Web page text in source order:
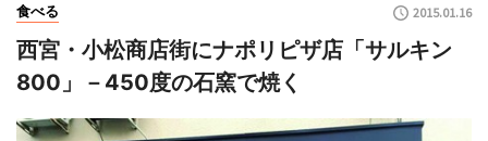
食べる 2015.01.16
西宮・小松商店街にナポリピザ店「サルキン
800」－450度の石窯で焼く